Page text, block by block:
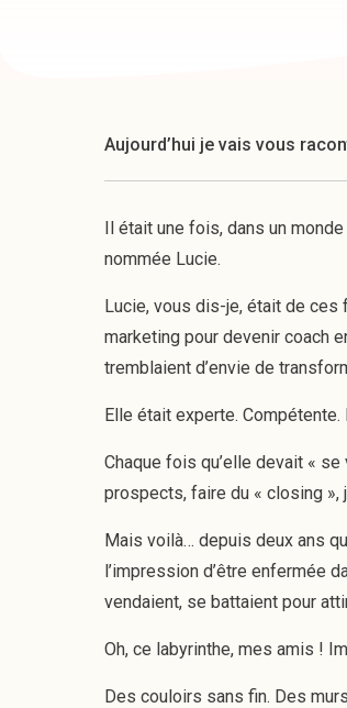
Aujourd’hui je vais vous
Il était une fois, dans un
nommée Lucie.
Lucie, vous dis-je, était de
marketing pour devenir coach
tremblaient d’envie de
Elle était experte.
Chaque fois qu’elle devait «
prospects, faire du « closing »,
Mais voilà… depuis deux ans
l’impression d’être enfermée
vendaient, se battaient pour
Oh, ce labyrinthe, mes amis !
Des couloirs sans fin. Des